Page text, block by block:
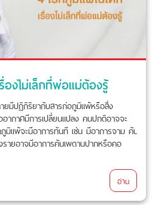
องไม่เล็กที่พ่อแม่ต้องรู้
ยมีปฏิกิริยากับสารก่อภูมิแพ้หรือสิ่ง
ากาศมีการเปลี่ยนแปลง คนปกติอาจจะ
ภูมิแพ้จะมีอาการทันที เช่น มีอาการจาม คัน
ายอาจมีอาการคันเพดานปากหรือคอ
อ่าน